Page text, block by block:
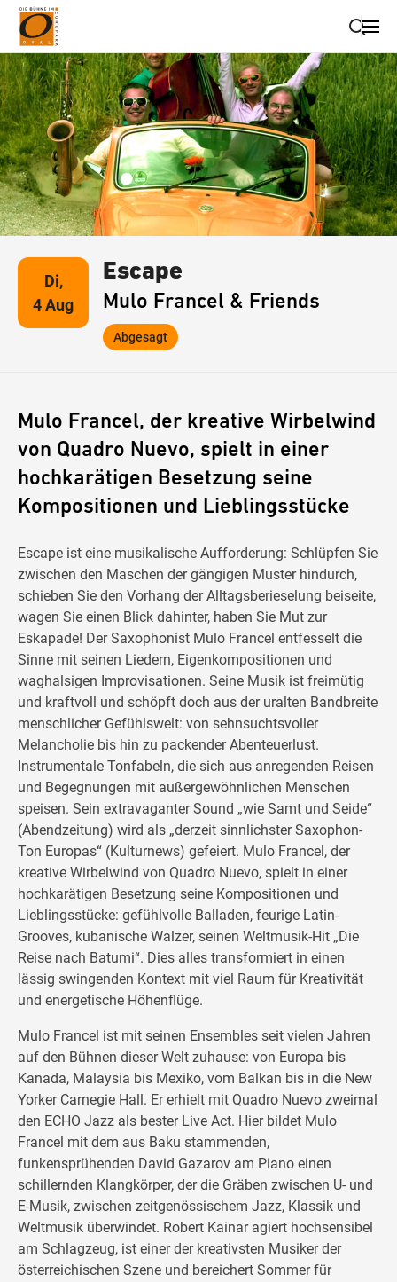
Suche schließen
Wegbeschreibung erhalten
Di,
4 Aug
Escape
Mulo Francel & Friends
Abgesagt
Mulo Francel, der kreative Wirbelwind
von Quadro Nuevo, spielt in einer
hochkarätigen Besetzung seine
Kompositionen und Lieblingsstücke
Escape ist eine musikalische Aufforderung: Schlüpfen Sie
zwischen den Maschen der gängigen Muster hindurch,
schieben Sie den Vorhang der Alltagsberieselung beiseite,
wagen Sie einen Blick dahinter, haben Sie Mut zur
Eskapade! Der Saxophonist Mulo Francel entfesselt die
Sinne mit seinen Liedern, Eigenkompositionen und
waghalsigen Improvisationen. Seine Musik ist freimütig
und kraftvoll und schöpft doch aus der uralten Bandbreite
menschlicher Gefühlswelt: von sehnsuchtsvoller
Melancholie bis hin zu packender Abenteuerlust.
Instrumentale Tonfabeln, die sich aus anregenden Reisen
und Begegnungen mit außergewöhnlichen Menschen
speisen. Sein extravaganter Sound „wie Samt und Seide“
(Abendzeitung) wird als „derzeit sinnlichster Saxophon-
Ton Europas“ (Kulturnews) gefeiert. Mulo Francel, der
kreative Wirbelwind von Quadro Nuevo, spielt in einer
hochkarätigen Besetzung seine Kompositionen und
Lieblingsstücke: gefühlvolle Balladen, feurige Latin-
Grooves, kubanische Walzer, seinen Weltmusik-Hit „Die
Reise nach Batumi“. Dies alles transformiert in einen
lässig swingenden Kontext mit viel Raum für Kreativität
und energetische Höhenflüge.
Mulo Francel ist mit seinen Ensembles seit vielen Jahren
auf den Bühnen dieser Welt zuhause: von Europa bis
Kanada, Malaysia bis Mexiko, vom Balkan bis in die New
Yorker Carnegie Hall. Er erhielt mit Quadro Nuevo zweimal
den ECHO Jazz als bester Live Act. Hier bildet Mulo
Francel mit dem aus Baku stammenden,
funkensprühenden David Gazarov am Piano einen
schillernden Klangkörper, der die Gräben zwischen U- und
E-Musik, zwischen zeitgenössischem Jazz, Klassik und
Weltmusik überwindet. Robert Kainar agiert hochsensibel
am Schlagzeug, ist einer der kreativsten Musiker der
österreichischen Szene und bereichert Sommer für